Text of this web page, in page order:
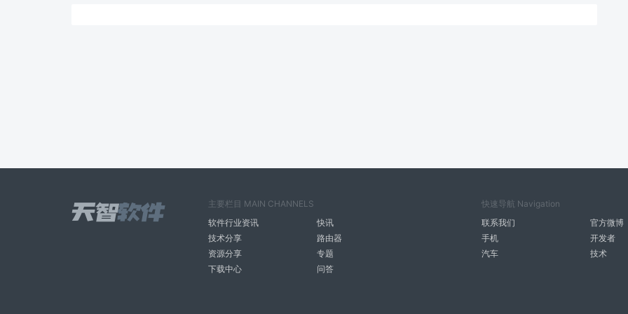
主要栏目 MAIN CHANNELS
软件行业资讯
快讯
技术分享
路由器
资源分享
专题
下载中心
问答
快速导航 Navigation
联系我们
官方微博
手机
开发者
汽车
技术